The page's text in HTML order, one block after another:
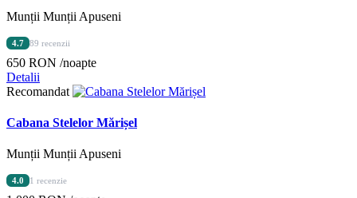
Munții Munții Apuseni
4.7 89 recenzii
650 RON /noapte
Detalii
Recomandat
Cabana Stelelor Mărișel
Munții Munții Apuseni
4.0 1 recenzie